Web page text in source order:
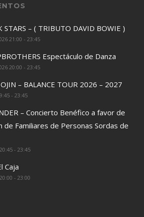
STARS – ( TRIBUTO DAVID BOWIE )
21:00 - 23:45
Espectáculo de Danza
20:00 - 23:45
– BALANCE TOUR 2026 – 2027
- 23:45
– Concierto Benéfico a favor de
de Familiares de Personas Sordas de
- 23:45
Caja
- 23:00